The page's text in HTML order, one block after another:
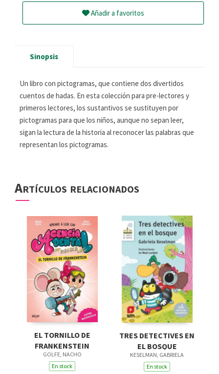
Añadir a favoritos
Sinopsis
Un libro con pictogramas, que contiene dos divertidos
cuentos de hadas. En esta colección para pre-lectores y
primeros lectores, los sustantivos se sustituyen por
pictogramas para que los niños, aunque no sepan leer,
sigan la lectura de la historia al reconocer las palabras que
representan los pictogramas.
Artículos relacionados
EL TORNILLO DE
FRANKENSTEIN
GOLFE, NACHO
En stock
TRES DETECTIVES EN
EL BOSQUE
KESELMAN, GABRIELA
En stock